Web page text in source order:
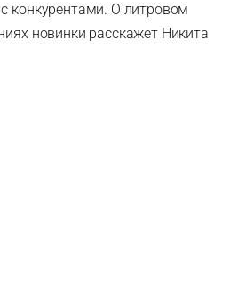
конкурентами. О литровом
новинки расскажет Никита